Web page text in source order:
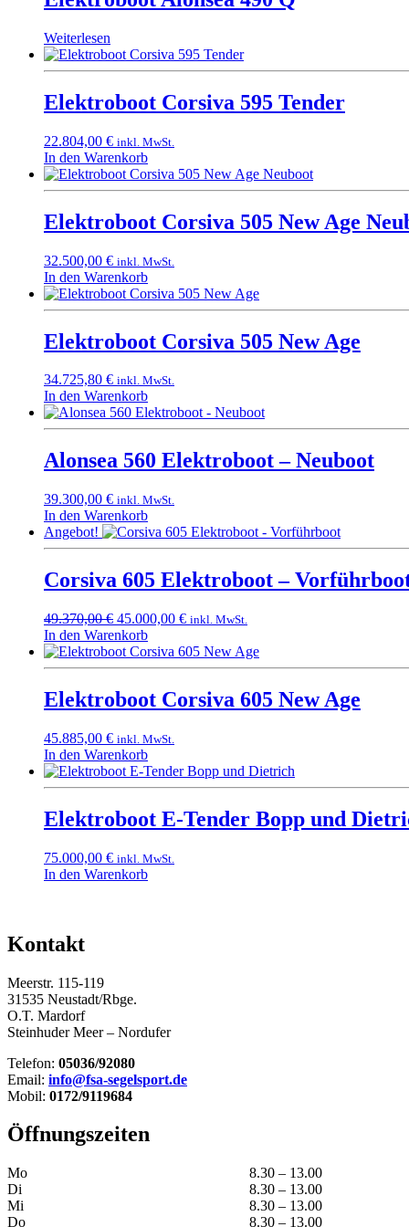
Weiterlesen
Elektroboot Corsiva 595 Tender
22.804,00 € inkl. MwSt.
In den Warenkorb
Elektroboot Corsiva 505 New Age
32.500,00 € inkl. MwSt.
In den Warenkorb
Elektroboot Corsiva 505 New Age
34.725,80 € inkl. MwSt.
In den Warenkorb
Alonsea 560 Elektroboot – Neuboot
39.300,00 € inkl. MwSt.
In den Warenkorb
Angebot!
Corsiva 605 Elektroboot –
49.370,00€ Ursprünglicher
Preis
war:
49.370,00 €
45.000,00 €Aktueller
ist:
45.000,00 €.
inkl. MwSt.
In den Warenkorb
Elektroboot Corsiva 605 New Age
45.885,00 € inkl. MwSt.
In den Warenkorb
Elektroboot E-Tender Bopp und
75.000,00 € inkl. MwSt.
In den Warenkorb
Kontakt
Meerstr. 115-119
31535 Neustadt/Rbge.
O.T. Mardorf
Steinhuder Meer – Nordufer
Telefon: 05036/92080
Email: info@fsa-segelsport.de
Mobil: 0172/9119684
Öffnungszeiten
Mo
8.30 – 13.00
Di
8.30 – 13.00
Mi
8.30 – 13.00
Do
8.30 – 13.00